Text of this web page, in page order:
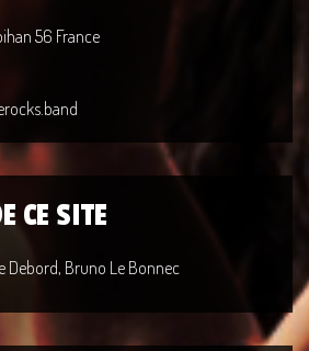
56 France
CE SITE
Debord, Bruno Le Bonnec